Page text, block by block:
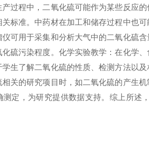
过程中，二氧化硫可能作为某些反应
标准。中药材在加工和储存过程中也
仪可用于采集和分析大气中的二氧化硫
硫污染程度。 化学实验教学：在化学
生了解二氧化硫的性质、检测方法以
关的研究项目时，如二氧化硫的产生
定，为研究提供数据支持。 综上所述